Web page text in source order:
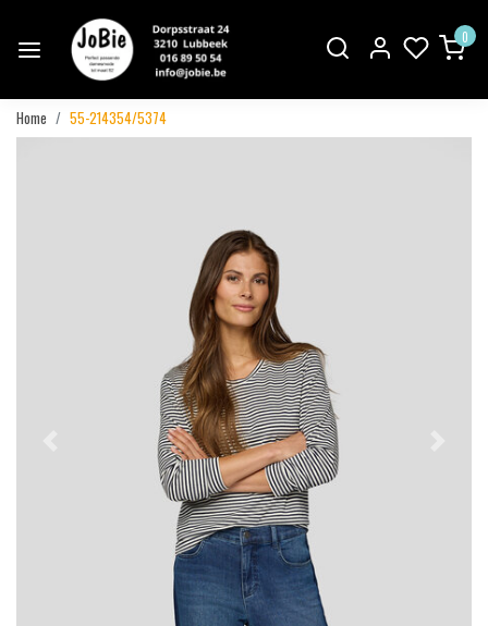
0
Home 55-214354/5374